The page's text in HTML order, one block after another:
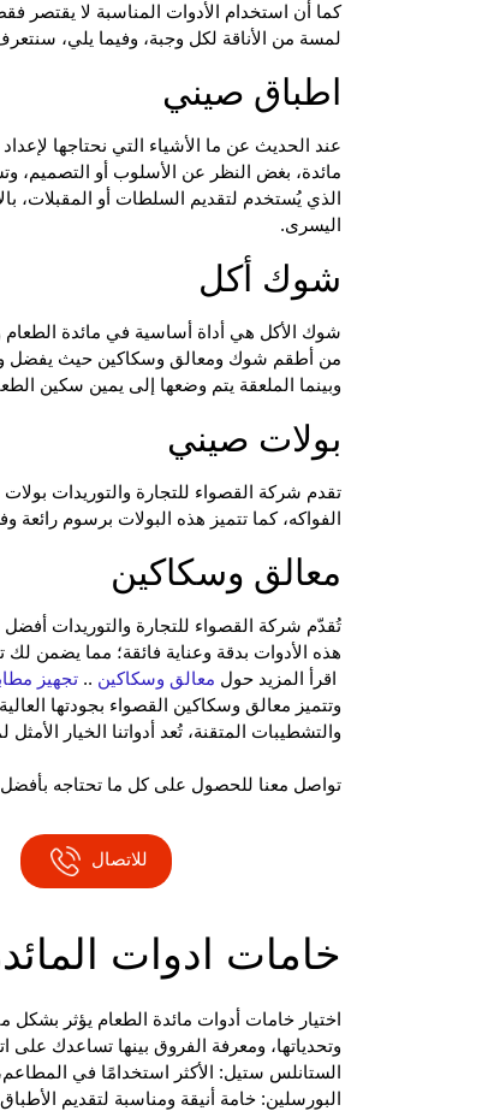
كما أن استخدام الأدوات المناسبة لا يقتصر
لمسة من الأناقة لكل وجبة، وفيما يلي،
اطباق صيني
عند الحديث عن ما الأشياء التي نحتاجها
مائدة، بغض النظر عن الأسلوب أو التصميم،
الذي يُستخدم لتقديم السلطات أو المقبلات،
اليسرى.
شوك أكل
شوك الأكل هي أداة أساسية في مائدة الطعام
من أطقم شوك ومعالق وسكاكين حيث يفضل
وبينما الملعقة يتم وضعها إلى يمين سكين
بولات صيني
تقدم شركة القصواء للتجارة والتوريدات
الفواكه، كما تتميز هذه البولات برسوم
معالق وسكاكين
تُقدّم شركة القصواء للتجارة والتوريدات
هذه الأدوات بدقة وعناية فائقة؛ مما يضمن لك
اقرأ المزيد حول معالق وسكاكين .. تجهيز
وتتميز معالق وسكاكين القصواء بجودتها
والتشطيبات المتقنة، تُعد أدواتنا الخيار
تواصل معنا للحصول على كل ما تحتاجه بأفضل
للاتصال
خامات ادوات
اختيار خامات أدوات مائدة الطعام يؤثر بشكل
وتحدياتها، ومعرفة الفروق بينها تساعدك
الستانلس ستيل: الأكثر استخدامًا في
البورسلين: خامة أنيقة ومناسبة لتقديم